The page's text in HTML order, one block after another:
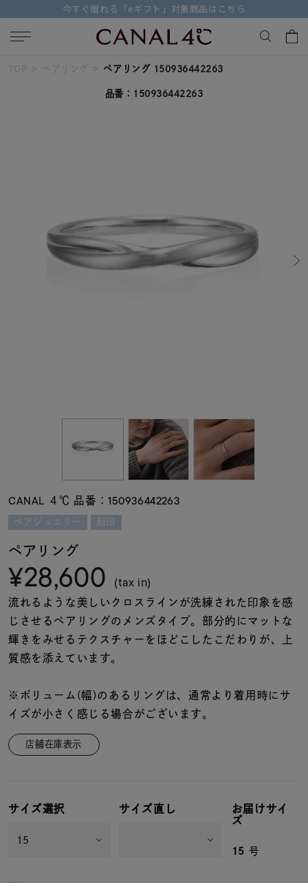
今すぐ贈れる「eギフト」対象商品はこちら
キーワードで検索する
ブランド
石の色
ファッションテイス
ト
着用シーン
コレクション
レディース
～
価格
TOP ペアリング ペアリング 150936442263
品番：150936442263
CANAL ４℃ 品番：150936442263
ペアジュエリー 刻印
ペアリング
¥28,600 (tax in)
流れるような美しいクロスラインが洗練された印象を感
じさせるペアリングのメンズタイプ。部分的にマットな
輝きをみせるテクスチャーをほどこしたこだわりが、上
質感を添えています。
※ボリューム(幅)のあるリングは、通常より着用時にサ
イズが小さく感じる場合がございます。
店舗在庫表示
サイズ選択 サイズ直し
お届けサイ
ズ
15 号